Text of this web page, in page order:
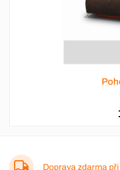
Doprava zdarma